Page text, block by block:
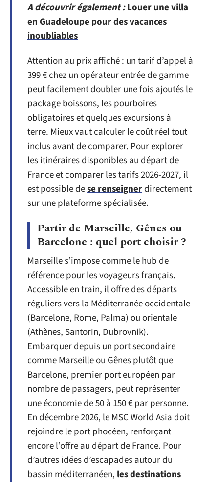
A découvrir également :Louer une villa
en Guadeloupe pour des vacances
inoubliables
Attention au prix affiché : un tarif d’appel à
399 € chez un opérateur entrée de gamme
peut facilement doubler une fois ajoutés le
package boissons, les pourboires
obligatoires et quelques excursions à
terre. Mieux vaut calculer le coût réel tout
inclus avant de comparer. Pour explorer
les itinéraires disponibles au départ de
France et comparer les tarifs 2026-2027, il
est possible dese renseignerdirectement
sur une plateforme spécialisée.
Partir de Marseille, Gênes ou
Barcelone : quel port choisir ?
Marseille s’impose comme le hub de
référence pour les voyageurs français.
Accessible en train, il offre des départs
réguliers vers la Méditerranée occidentale
(Barcelone, Rome, Palma) ou orientale
(Athènes, Santorin, Dubrovnik).
Embarquer depuis un port secondaire
comme Marseille ou Gênes plutôt que
Barcelone, premier port européen par
nombre de passagers, peut représenter
une économie de 50 à 150 € par personne.
En décembre 2026, le MSC World Asia doit
rejoindre le port phocéen, renforçant
encore l’offre au départ de France. Pour
d’autres idées d’escapades autour du
bassin méditerranéen,les destinations